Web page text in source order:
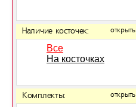
Наличие косточек: открыть
Все
На косточках
Комплекты: открыть